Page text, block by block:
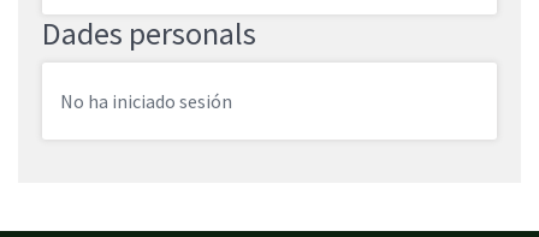
Dades personals
No ha iniciado sesión